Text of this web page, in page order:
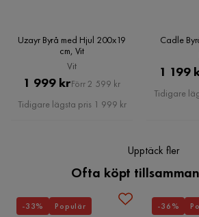
Uzayr Byrå med Hjul 200x19
cm, Vit
Vit
Pris
1 999 krOriginal
Pris
Förr 2 599 kr
Tidigare lägsta pris 1 999 kr
Cadle
1 199
Tidigare
Upptäck fler
Ofta köpt
-33% Populär -36%